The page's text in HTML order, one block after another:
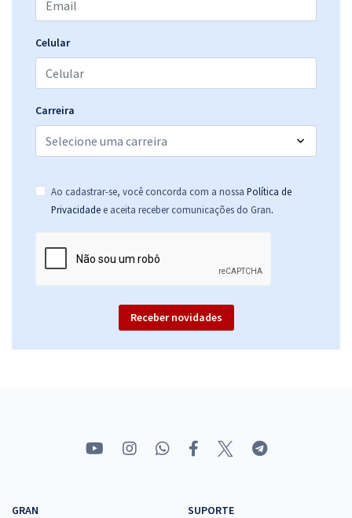
Celular
Carreira
Ao cadastrar-se, você concorda com a nossa Política de
Privacidade e aceita receber comunicações do Gran.
Receber novidades
GRAN
SUPORTE